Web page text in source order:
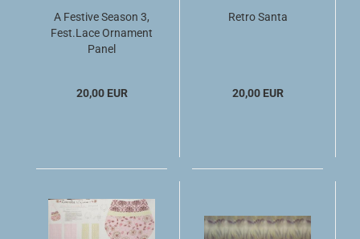
A Festive Season 3,
Fest.Lace Ornament
Panel
20,00 EUR
Retro Santa
20,00 EUR